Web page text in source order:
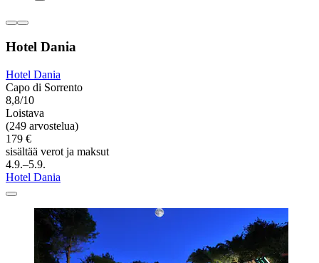
Hotel Dania
Hotel Dania
Capo di Sorrento
8,8/10
Loistava
(249 arvostelua)
179 €
sisältää verot ja maksut
4.9.–5.9.
Hotel Dania